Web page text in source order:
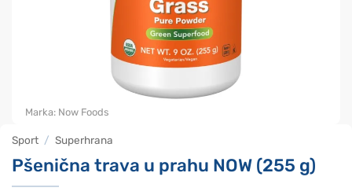
Sport / Superhrana
Pšenična trava u prahu NOW (255 g)
Marka: Now Foods